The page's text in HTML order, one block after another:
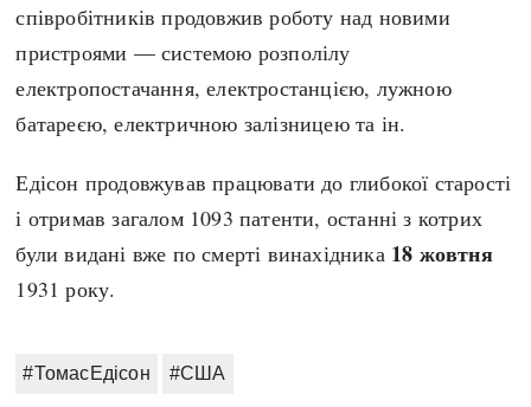
співробітників продовжив роботу над новими
пристроями — системою розполілу
електропостачання, електростанцією, лужною
батареєю, електричною залізницею та ін.
Едісон продовжував працювати до глибокої старості
і отримав загалом 1093 патенти, останні з котрих
були видані вже по смерті винахідника 18 жовтня
1931 року.
#ТомасЕдісон #США